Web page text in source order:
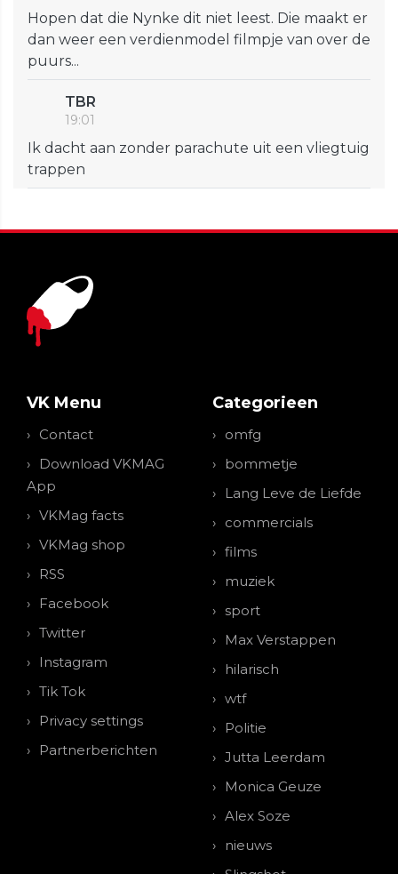
Hopen dat die Nynke dit niet leest. Die maakt er
dan weer een verdienmodel filmpje van over de
puurs...
TBR
19:01
Ik dacht aan zonder parachute uit een vliegtuig
trappen
VK Menu
Contact
Download VKMAG
App
VKMag facts
VKMag shop
RSS
Facebook
Twitter
Instagram
Tik Tok
Privacy settings
Partnerberichten
Categorieen
omfg
bommetje
Lang Leve de Liefde
commercials
films
muziek
sport
Max Verstappen
hilarisch
wtf
Politie
Jutta Leerdam
Monica Geuze
Alex Soze
nieuws